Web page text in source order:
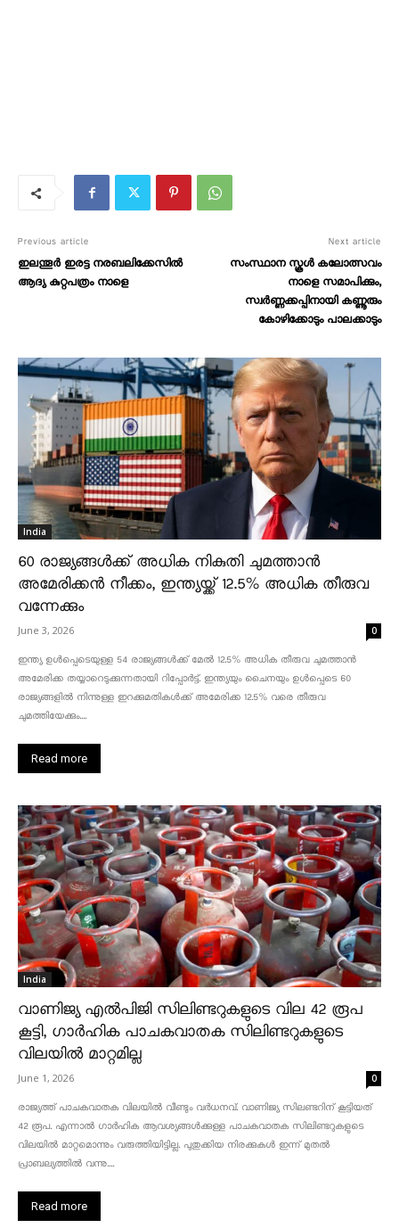
Previous article
ഇലന്തൂര്‍ ഇരട്ട നരബലിക്കേസില്‍
ആദ്യ കുറ്റപത്രം നാളെ
Next article
സംസ്ഥാന സ്കൂള്‍ കലോത്സവം
നാളെ സമാപിക്കും,
സ്വർണ്ണക്കപ്പിനായി കണ്ണൂരും
കോഴിക്കോടും പാലക്കാടും
India
60 രാജ്യങ്ങൾക്ക് അധിക നികുതി ചുമത്താൻ
അമേരിക്കൻ നീക്കം, ഇന്ത്യയ്ക്ക് 12.5% അധിക തീരുവ
വന്നേക്കും
June 3, 2026 0
ഇന്ത്യ ഉൾപ്പെടെയുള്ള 54 രാജ്യങ്ങൾക്ക് മേൽ 12.5% അധിക തീരുവ ചുമത്താൻ
അമേരിക്ക തയ്യാറെടുക്കുന്നതായി റിപ്പോർട്ട്. ഇന്ത്യയും ചൈനയും ഉൾപ്പെടെ 60
രാജ്യങ്ങളിൽ നിന്നുള്ള ഇറക്കുമതികൾക്ക് അമേരിക്ക 12.5% ​​വരെ തീരുവ
ചുമത്തിയേക്കും....
Read more
India
വാണിജ്യ എൽപിജി സിലിണ്ടറുകളുടെ വില 42 രൂപ
കൂട്ടി, ഗാർഹിക പാചകവാതക സിലിണ്ടറുകളുടെ
വിലയിൽ മാറ്റമില്ല
June 1, 2026 0
രാജ്യത്ത് പാചകവാതക വിലയിൽ വീണ്ടും വർധനവ്. വാണിജ്യ സിലണ്ടറിന് കൂട്ടിയത്
42 രൂപ. എന്നാൽ ഗാർഹിക ആവശ്യങ്ങൾക്കുള്ള പാചകവാതക സിലിണ്ടറുകളുടെ
വിലയിൽ മാറ്റമൊന്നും വരുത്തിയിട്ടില്ല. പുതുക്കിയ നിരക്കുകൾ ഇന്ന് മുതൽ
പ്രാബല്യത്തിൽ വന്നു....
Read more